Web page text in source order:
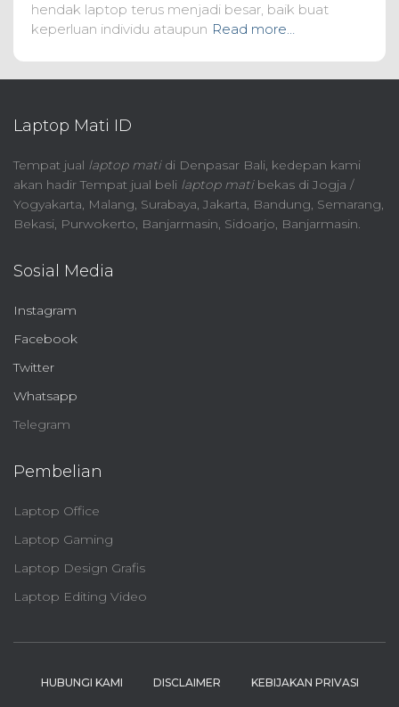
hendak laptop terus menjadi besar, baik buat
keperluan individu ataupun Read more…
Laptop Mati ID
Tempat jual laptop matidi Denpasar Bali, kedepan kami
akan hadir Tempat jual beli laptop matibekas di Jogja /
Yogyakarta, Malang, Surabaya, Jakarta, Bandung, Semarang,
Bekasi, Purwokerto, Banjarmasin, Sidoarjo, Banjarmasin.
Sosial Media
Instagram
Facebook
Twitter
Whatsapp
Telegram
Pembelian
Laptop Office
Laptop Gaming
Laptop Design Grafis
Laptop Editing Video
HUBUNGI KAMI DISCLAIMER KEBIJAKAN PRIVASI